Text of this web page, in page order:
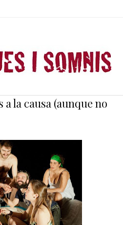
a la causa (aunque no